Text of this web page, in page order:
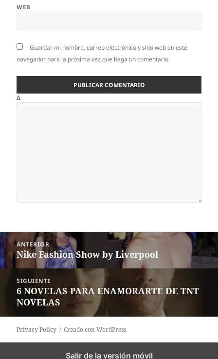
WEB
Guardar mi nombre, correo electrónico y sitio web en este
navegador para la próxima vez que haga un comentario.
Δ
Navegación
de
entradas
ANTERIOR
Entrada
anterior:
Nike Fashion Show by Liverpool
SIGUIENTE
Siguiente
entrada:
6 NOVELAS PARA ENAMORARTE DE TNT
NOVELAS
Privacy Policy Creado con WordPress
Salir de la versión móvil